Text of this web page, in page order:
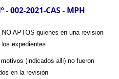
- 002-2021-CAS - MPH
APTOS quienes en una revision
expedientes
(indicados alli) no fueron
en la revisión